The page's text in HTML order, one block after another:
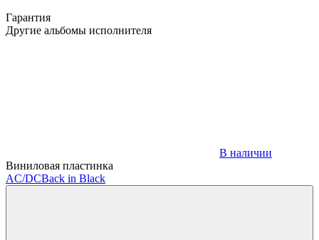
Гарантия
Другие альбомы исполнителя
В наличии
Виниловая пластинка
AC/DCBack in Black